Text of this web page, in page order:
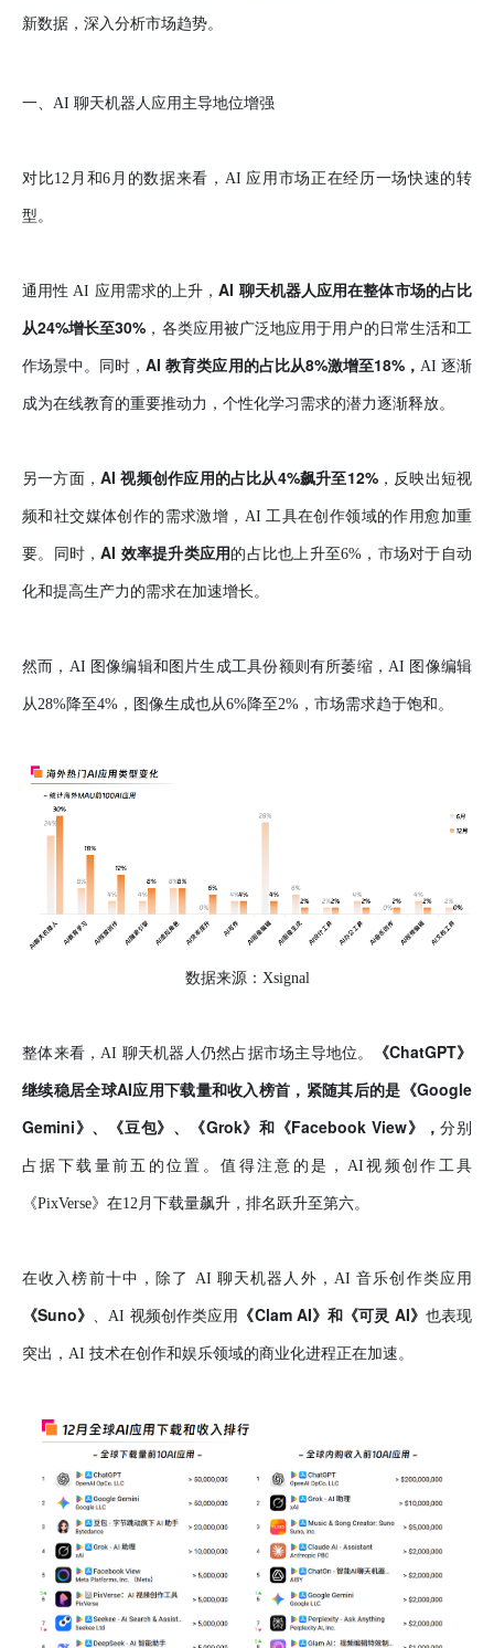
新数据，深入分析市场趋势。
一、AI 聊天机器人应用主导地位增强
对比12月和6月的数据来看，AI 应用市场正在经历一场快速的转
型。
通用性 AI 应用需求的上升，AI 聊天机器人应用在整体市场的占比
从24%增长至30% ，各类应用被广泛地应用于用户的日常生活和工
作场景中。同时，AI 教育类应用的占比从8%激增至18%， AI 逐渐
成为在线教育的重要推动力，个性化学习需求的潜力逐渐释放。
另一方面，AI 视频创作应用的占比从4%飙升至12%，反映出短视
频和社交媒体创作的需求激增，AI 工具在创作领域的作用愈加重
要。同时，AI 效率提升类应用的占比也上升至6%，市场对于自动
化和提高生产力的需求在加速增长。
然而，AI 图像编辑和图片生成工具份额则有所萎缩，AI 图像编辑
从28%降至4%，图像生成也从6%降至2%，市场需求趋于饱和。
数据来源：Xsignal
整体来看，AI 聊天机器人仍然占据市场主导地位。
《ChatGPT》
继续稳居全球AI应用下载量和收入榜首，紧随其后的是《Google
Gemini》、《豆包》、《Grok》和《Facebook View》，分别
占据下载量前五的位置。值得注意的是，AI视频创作工具
《PixVerse》在12月下载量飙升，排名跃升至第六。
在收入榜前十中，除了 AI 聊天机器人外，AI 音乐创作类应用
《Suno》 、AI 视频创作类应用 《Clam AI》和《可灵 AI》 也表现
突出，AI 技术在创作和娱乐领域的商业化进程正在加速。